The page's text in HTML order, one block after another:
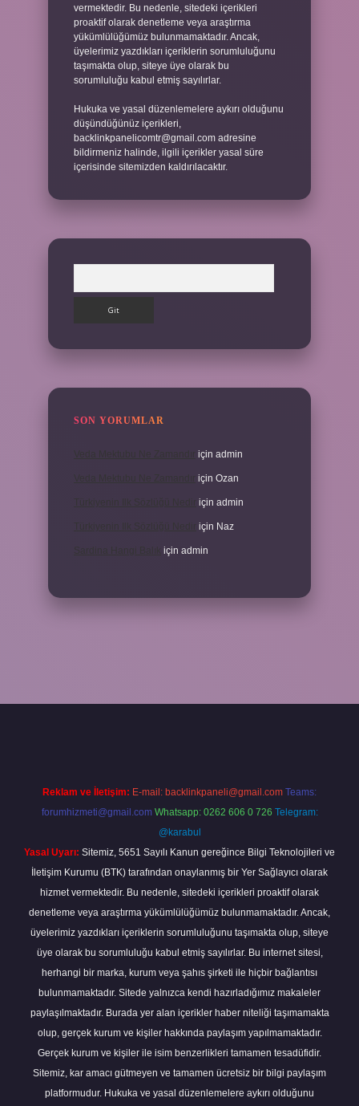
vermektedir. Bu nedenle, sitedeki içerikleri
proaktif olarak denetleme veya araştırma
yükümlülüğümüz bulunmamaktadır. Ancak,
üyelerimiz yazdıkları içeriklerin sorumluluğunu
taşımakta olup, siteye üye olarak bu
sorumluluğu kabul etmiş sayılırlar.
Hukuka ve yasal düzenlemelere aykırı olduğunu
düşündüğünüz içerikleri,
backlinkpanelicomtr@gmail.com adresine
bildirmeniz halinde, ilgili içerikler yasal süre
içerisinde sitemizden kaldırılacaktır.
SON YORUMLAR
için admin
için Ozan
için admin
için Naz
için admin
Reklam ve İletişim: E-mail: backlinkpaneli@gmail.com Teams:
forumhizmeti@gmail.com Whatsapp: 0262 606 0 726 Telegram:
@karabul
Yasal Uyarı: Sitemiz, 5651 Sayılı Kanun gereğince Bilgi Teknolojileri ve
İletişim Kurumu (BTK) tarafından onaylanmış bir Yer Sağlayıcı olarak
hizmet vermektedir. Bu nedenle, sitedeki içerikleri proaktif olarak
denetleme veya araştırma yükümlülüğümüz bulunmamaktadır. Ancak,
üyelerimiz yazdıkları içeriklerin sorumluluğunu taşımakta olup, siteye
üye olarak bu sorumluluğu kabul etmiş sayılırlar. Bu internet sitesi,
herhangi bir marka, kurum veya şahıs şirketi ile hiçbir bağlantısı
bulunmamaktadır. Sitede yalnızca kendi hazırladığımız makaleler
paylaşılmaktadır. Burada yer alan içerikler haber niteliği taşımamakta
olup, gerçek kurum ve kişiler hakkında paylaşım yapılmamaktadır.
Gerçek kurum ve kişiler ile isim benzerlikleri tamamen tesadüfidir.
Sitemiz, kar amacı gütmeyen ve tamamen ücretsiz bir bilgi paylaşım
platformudur. Hukuka ve yasal düzenlemelere aykırı olduğunu